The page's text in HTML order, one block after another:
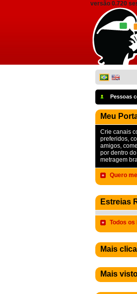
versão 0.720
Pessoas
Meu
Crie canais
preferidos,
amigos,
por dentro
metragem
Quero
Estreias
Todos os
Mais
Mais